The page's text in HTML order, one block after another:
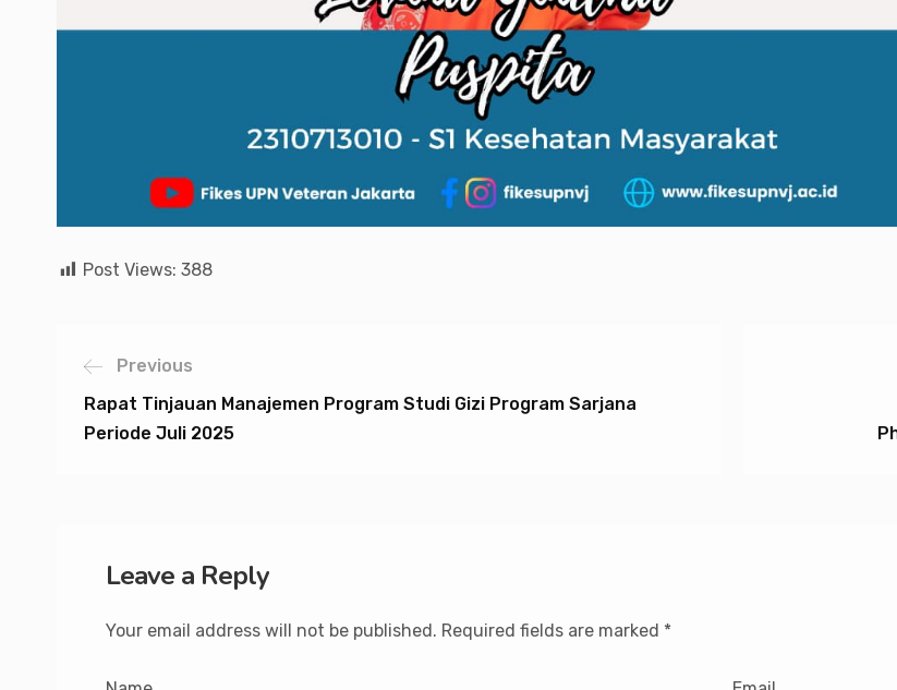
Post Views: 388
Previous
Rapat Tinjauan Manajemen Program Studi Gizi Program Sarjana
Periode Juli 2025
Leave a Reply
Your email address will not be published. Required fields are marked *